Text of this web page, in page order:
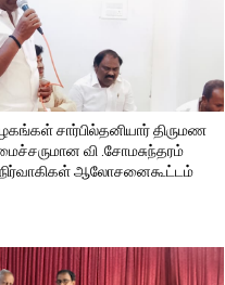
சார்பில்தனியார் திருமண
வி ‌.சோமசுந்தரம்
ஆலோசனைகூட்டம்